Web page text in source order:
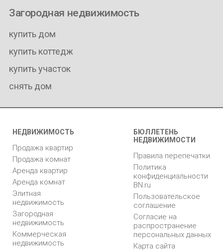
Загородная недвижимость
купить дом
купить коттедж
купить участок
снять дом
НЕДВИЖИМОСТЬ
Продажа квартир
Продажа комнат
Аренда квартир
Аренда комнат
Элитная
недвижимость
Загородная
недвижимость
Коммерческая
недвижимость
БЮЛЛЕТЕНЬ
НЕДВИЖИМОСТИ
Правила перепечатки
Политика
конфиденциальности
BN.ru
Пользовательское
соглашение
Согласие на
распространение
персональных данных
Карта сайта